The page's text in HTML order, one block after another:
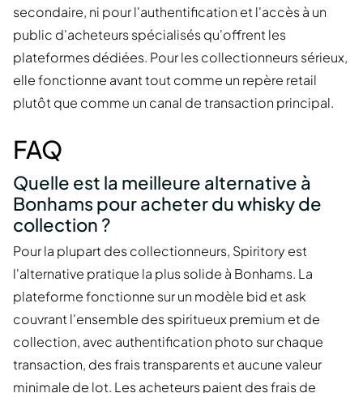
secondaire, ni pour l'authentification et l'accès à un
public d'acheteurs spécialisés qu'offrent les
plateformes dédiées. Pour les collectionneurs sérieux,
elle fonctionne avant tout comme un repère retail
plutôt que comme un canal de transaction principal.
FAQ
Quelle est la meilleure alternative à
Bonhams pour acheter du whisky de
collection ?
Pour la plupart des collectionneurs, Spiritory est
l'alternative pratique la plus solide à Bonhams. La
plateforme fonctionne sur un modèle bid et ask
couvrant l'ensemble des spiritueux premium et de
collection, avec authentification photo sur chaque
transaction, des frais transparents et aucune valeur
minimale de lot. Les acheteurs paient des frais de